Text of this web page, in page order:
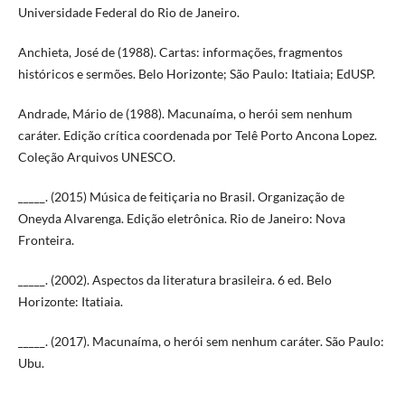
Universidade Federal do Rio de Janeiro.
Anchieta, José de (1988). Cartas: informações, fragmentos
históricos e sermões. Belo Horizonte; São Paulo: Itatiaia; EdUSP.
Andrade, Mário de (1988). Macunaíma, o herói sem nenhum
caráter. Edição crítica coordenada por Telê Porto Ancona Lopez.
Coleção Arquivos UNESCO.
_____. (2015) Música de feitiçaria no Brasil. Organização de
Oneyda Alvarenga. Edição eletrônica. Rio de Janeiro: Nova
Fronteira.
_____. (2002). Aspectos da literatura brasileira. 6 ed. Belo
Horizonte: Itatiaia.
_____. (2017). Macunaíma, o herói sem nenhum caráter. São Paulo:
Ubu.